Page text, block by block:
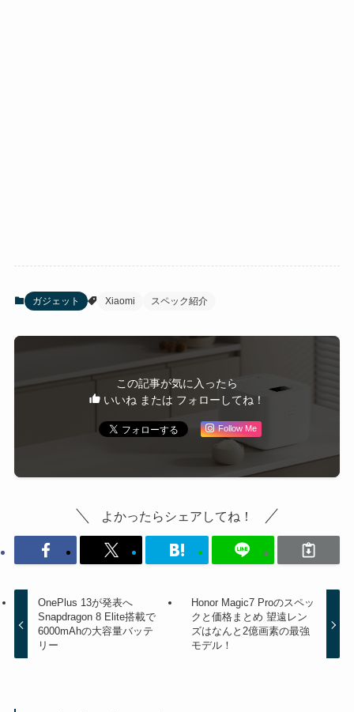
ガジェット Xiaomi スペック紹介
この記事が気に入ったら
いいね または フォローしてね！
Follow Me
よかったらシェアしてね！
OnePlus 13が発表へ
Snapdragon 8 Elite搭載で
6000mAhの大容量バッテ
リー
Honor Magic7 Proのスペッ
クと価格まとめ 望遠レン
ズはなんと2億画素の最強
モデル！